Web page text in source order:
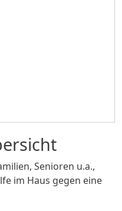
Senioren u.a.,
im Haus gegen eine